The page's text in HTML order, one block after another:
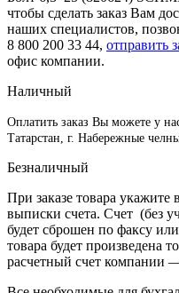
чтобы сделать заказ Вам
наших специалистов,
8 800 200 33 44, отправить
офис компании.
Наличный
Оплатить заказ Вы можете у
Татарстан, г. Набережные
Безналичный
При заказе товара укажите
выписки счета. Счет (без
будет сброшен по факсу
товара будет произведена
расчетный счет компании